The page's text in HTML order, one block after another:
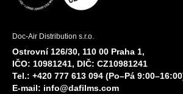
Doc-Air Distribution s.r.o.
Ostrovní 126/30, 110 00 Praha 1,
IČO: 10981241, DIČ: CZ10981241
Tel.: +420 777 613 094 (Po–Pá
E-mail: info@dafilms.com